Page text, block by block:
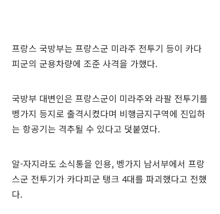
프랑스 국방부는 프랑스군 미라주 전투기 등이 카다
피군의 군용차량에 조준 사격을 가했다.
국방부 대변인은 프랑스군이 미라주와 라팔 전투기를
벵가지 등지로 출격시켰다며 비행금지구역에 진입하
는 항공기는 격추될 수 있다고 덧붙였다.
알-자지라도 소식통을 인용, 벵가지 남서부에서 프랑
스군 전투기가 카다피군 탱크 4대를 파괴했다고 전했
다.